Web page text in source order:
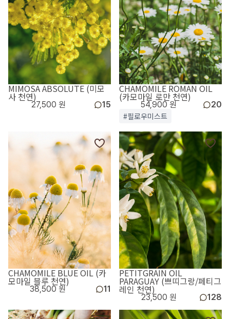
MIMOSA ABSOLUTE (미모
사 천연)
27,500 원 15
CHAMOMILE ROMAN OIL
(카모마일 로만 천연)
54,900 원 20
#필로우미스트
CHAMOMILE BLUE OIL (카
모마일 블루 천연)
38,500 원 11
PETITGRAIN OIL
PARAGUAY (쁘띠그랑/페티그
레인 천연)
23,500 원 128